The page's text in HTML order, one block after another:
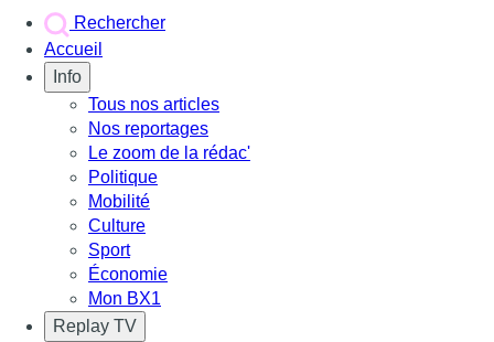
Rechercher
Accueil
Info
Tous nos articles
Nos reportages
Le zoom de la rédac'
Politique
Mobilité
Culture
Sport
Économie
Mon BX1
Replay TV